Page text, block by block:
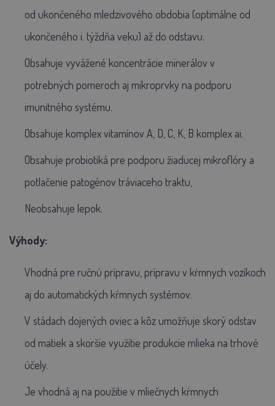
od ukončeného mledzivového obdobia (optimálne od
ukončeného i. týždňa veku) až do odstavu.
Obsahuje vyvážené koncentrácie minerálov v
potrebných pomeroch aj mikroprvky na podporu
imunitného systému.
Obsahuje komplex vitamínov A, D, C, K, B komplex ai.
Obsahuje probiotiká pre podporu žiaducej mikroflóry a
potlačenie patogénov tráviaceho traktu,
Neobsahuje lepok.
Výhody:
Vhodná pre ručnú prípravu, prípravu v kŕmnych vozíkoch
aj do automatických kŕmnych systémov.
V stádach dojených oviec a kôz umožňuje skorý odstav
od matiek a skoršie využitie produkcie mlieka na trhové
účely.
Je vhodná aj na použitie v mliečnych kŕmnych